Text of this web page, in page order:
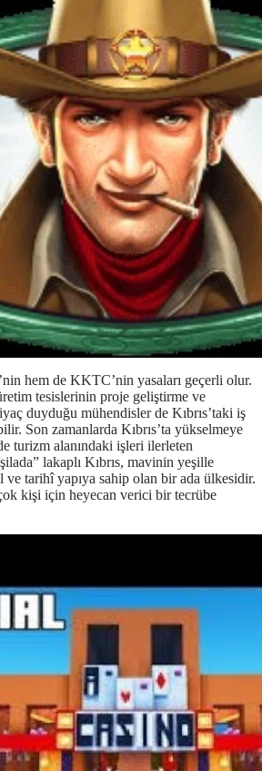
hem de KKTC’nin yasaları geçerli olur.
tesislerinin proje geliştirme ve
duyduğu mühendisler de Kıbrıs’taki iş
Son zamanlarda Kıbrıs’ta yükselmeye
turizm alanındaki işleri ilerleten
lakaplı Kıbrıs, mavinin yeşille
tarihî yapıya sahip olan bir ada ülkesidir.
kişi için heyecan verici bir tecrübe